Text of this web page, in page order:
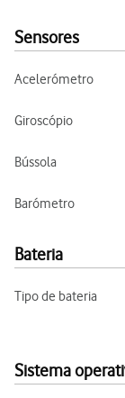
Sensores
Acelerómetro
Giroscópio
Bússola
Barómetro
Bateria
Tipo de bateria
Sistema